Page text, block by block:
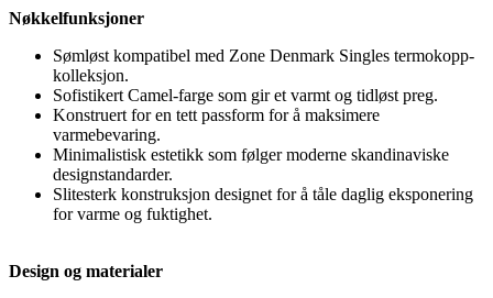
Nøkkelfunksjoner
Sømløst kompatibel med Zone Denmark Singles termokopp-
kolleksjon.
Sofistikert Camel-farge som gir et varmt og tidløst preg.
Konstruert for en tett passform for å maksimere
varmebevaring.
Minimalistisk estetikk som følger moderne skandinaviske
designstandarder.
Slitesterk konstruksjon designet for å tåle daglig eksponering
for varme og fuktighet.
Design og materialer